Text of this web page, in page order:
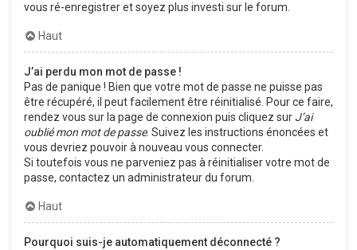
vous ré-enregistrer et soyez plus investi sur le forum.
Haut
J’ai perdu mon mot de passe !
Pas de panique ! Bien que votre mot de passe ne puisse pas
être récupéré, il peut facilement être réinitialisé. Pour ce faire,
rendez vous sur la page de connexion puis cliquez sur J’ai
oublié mon mot de passe. Suivez les instructions énoncées et
vous devriez pouvoir à nouveau vous connecter.
Si toutefois vous ne parveniez pas à réinitialiser votre mot de
passe, contactez un administrateur du forum.
Haut
Pourquoi suis-je automatiquement déconnecté ?